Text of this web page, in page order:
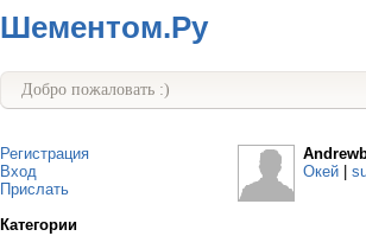
Шементом.Ру
Добро пожаловать :)
Регистрация
Вход
Прислать
Категории
Окей